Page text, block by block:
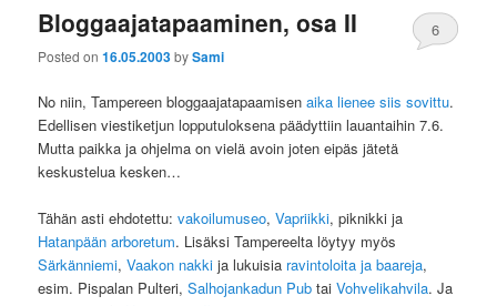
Bloggaajatapaaminen, osa II
Posted on16.05.2003bySami
6
No niin, Tampereen bloggaajatapaamisenaika lienee siis sovittu.
Edellisen viestiketjun lopputuloksena päädyttiin lauantaihin 7.6.
Mutta paikka ja ohjelma on vielä avoin joten eipäs jätetä
keskustelua kesken…
Tähän asti ehdotettu:vakoilumuseo,Vapriikki, piknikki ja
Hatanpään arboretum. Lisäksi Tampereelta löytyy myös
Särkänniemi,Vaakon nakki ja lukuisia ravintoloita ja baareja,
esim. Pispalan Pulteri,Salhojankadun Pub taiVohvelikahvila. Ja